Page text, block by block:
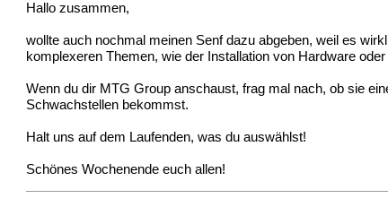
Hallo zusammen,
wollte auch nochmal meinen Senf dazu abgeben, weil es
komplexeren Themen, wie der Installation von Hardware
Wenn du dir MTG Group anschaust, frag mal nach, ob sie
Schwachstellen bekommst.
Halt uns auf dem Laufenden, was du auswählst!
Schönes Wochenende euch allen!